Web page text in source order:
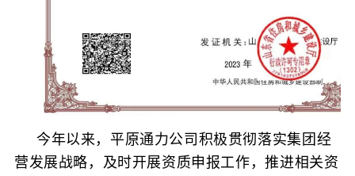
今年以来，平原通力公司积极贯彻落实集团经
营发展战略，及时开展资质申报工作，推进相关资